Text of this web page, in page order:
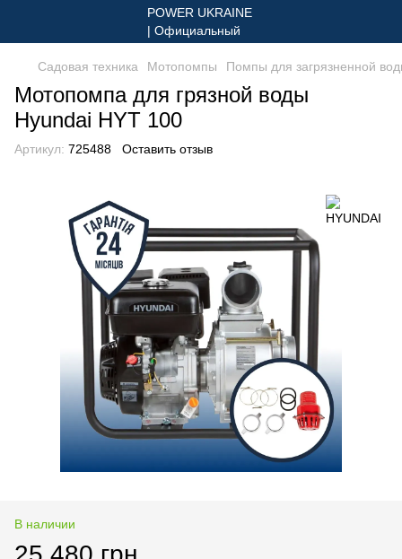
Садовая техника Мотопомпы Помпы для загрязненной
Мотопомпа для грязной воды
Hyundai HYT 100
Артикул: 725488 Оставить отзыв
В наличии